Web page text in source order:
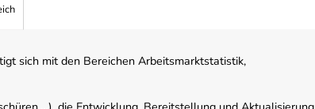
sich mit den Bereichen Arbeitsmarktstatistik,